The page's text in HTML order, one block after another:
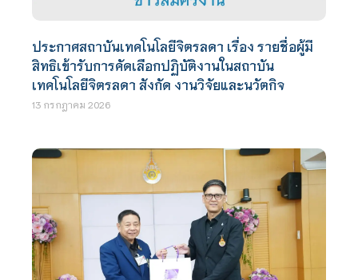
ประกาศสถาบันเทคโนโลยีจิตรลดา เรื่อง รายชื่อผู้มี
สิทธิเข้ารับการคัดเลือกปฏิบัติงานในสถาบัน
เทคโนโลยีจิตรลดา สังกัด งานวิจัยและนวัตกิจ
13 กรกฎาคม 2026